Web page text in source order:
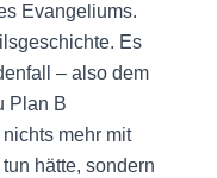
Evangeliums.
Es
– also dem
Plan B
mehr mit
hätte, sondern